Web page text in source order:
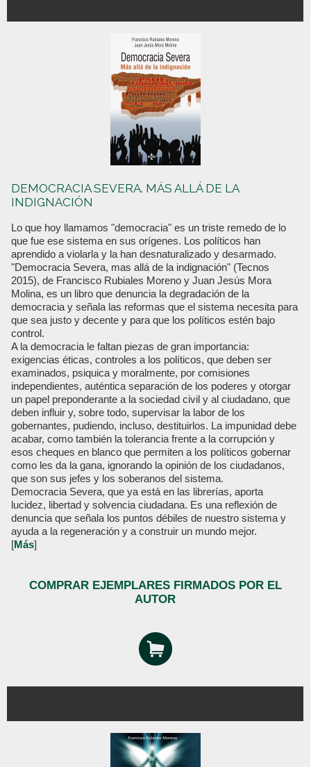
DEMOCRACIA SEVERA. MÁS ALLÁ DE LA
INDIGNACIÓN
Lo que hoy llamamos "democracia" es un triste remedo de lo
que fue ese sistema en sus orígenes. Los políticos han
aprendido a violarla y la han desnaturalizado y desarmado.
"Democracia Severa, mas allá de la indignación" (Tecnos
2015), de Francisco Rubiales Moreno y Juan Jesús Mora
Molina, es un libro que denuncia la degradación de la
democracia y señala las reformas que el sistema necesita para
que sea justo y decente y para que los políticos estén bajo
control.
A la democracia le faltan piezas de gran importancia:
exigencias éticas, controles a los políticos, que deben ser
examinados, psiquica y moralmente, por comisiones
independientes, auténtica separación de los poderes y otorgar
un papel preponderante a la sociedad civil y al ciudadano, que
deben influir y, sobre todo, supervisar la labor de los
gobernantes, pudiendo, incluso, destituirlos. La impunidad debe
acabar, como también la tolerancia frente a la corrupción y
esos cheques en blanco que permiten a los políticos gobernar
como les da la gana, ignorando la opinión de los ciudadanos,
que son sus jefes y los soberanos del sistema.
Democracia Severa, que ya está en las librerías, aporta
lucidez, libertad y solvencia ciudadana. Es una reflexión de
denuncia que señala los puntos débiles de nuestro sistema y
ayuda a la regeneración y a construir un mundo mejor.
[Más]
COMPRAR EJEMPLARES FIRMADOS POR EL
AUTOR